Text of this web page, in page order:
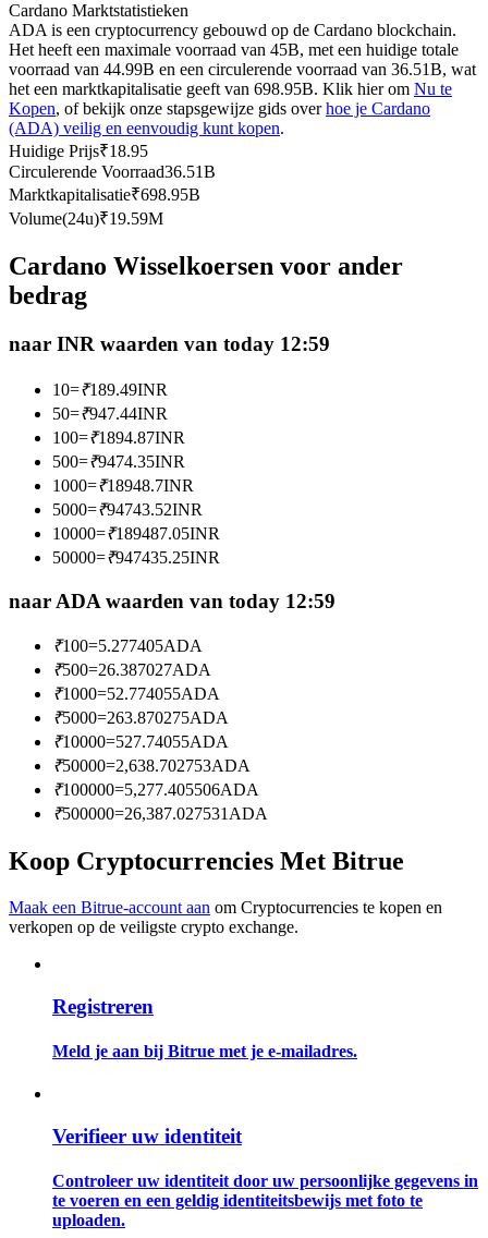
Kopiëren Handel
Sluit je aan bij top traders
Word een Copy Trader
Geniet van winstdeling en copy trading commissies
Informatie
Big data-analyse inclusief handelsinformatie, enz.
Gids
Leer hoe u winstgevend kunt blijven
Cardano Marktstatistieken
ADA is een cryptocurrency gebouwd op de Cardano blockchain.
Het heeft een maximale voorraad van 45B, met een huidige totale
voorraad van 44.99B en een circulerende voorraad van 36.51B, wat
het een marktkapitalisatie geeft van 698.95B. Klik hier om Nu te
Kopen, of bekijk onze stapsgewijze gids overhoe je Cardano
(ADA) veilig en eenvoudig kunt kopen.
Huidige Prijs₹18.95
Circulerende Voorraad36.51B
Marktkapitalisatie₹698.95B
Volume(24u)₹19.59M
Cardano Wisselkoersen voor ander
bedrag
naar INR waarden van today 12:59
10=₹189.49INR
50=₹947.44INR
100=₹1894.87INR
500=₹9474.35INR
1000=₹18948.7INR
5000=₹94743.52INR
10000=₹189487.05INR
50000=₹947435.25INR
naar ADA waarden van today 12:59
₹100=5.277405ADA
₹500=26.387027ADA
₹1000=52.774055ADA
₹5000=263.870275ADA
₹10000=527.74055ADA
₹50000=2,638.702753ADA
₹100000=5,277.405506ADA
₹500000=26,387.027531 ADA
Koop Cryptocurrencies Met Bitrue
Maak een Bitrue-account aan om Cryptocurrencies te kopen en
verkopen op de veiligste crypto exchange.
Registreren
Meld je aan bij Bitrue met je e-mailadres.
Verifieer uw identiteit
Controleer uw identiteit door uw persoonlijke gegevens in
te voeren en een geldig identiteitsbewijs met foto te
uploaden.